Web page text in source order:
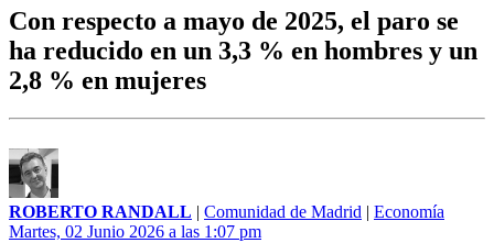
Con respecto a mayo de 2025, el paro se
ha reducido en un 3,3 % en hombres y un
2,8 % en mujeres
ROBERTO RANDALL | Comunidad de Madrid | Economía
Martes, 02 Junio 2026 a las 1:07 pm